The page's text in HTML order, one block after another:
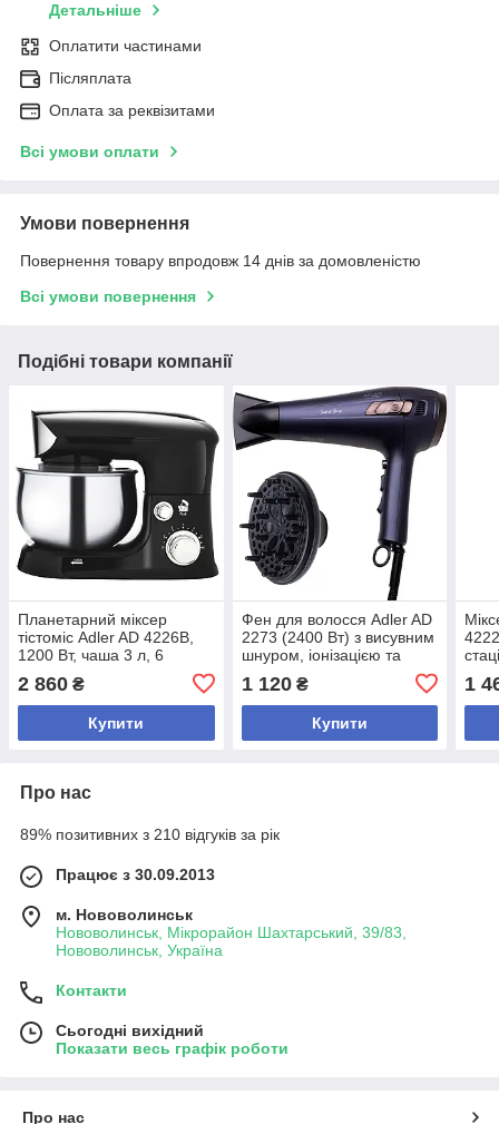
Детальніше
Оплатити частинами
Післяплата
Оплата за реквізитами
Всі умови оплати
Умови повернення
Повернення товару впродовж 14 днів за домовленістю
Всі умови повернення
Подібні товари компанії
Планетарний міксер
тістоміс Adler AD 4226B,
1200 Вт, чаша 3 л, 6
комбайн для тіста та
крему
2 860 ₴
Купити
Фен для волосся Adler AD
2273 (2400 Вт) з висувним
шнуром, іонізацією та
фіолетовий
1 120₴
Купити
1
Про нас
89% позитивних з 210 відгуків за рік
Працює з 30.09.2013
м. Нововолинськ
Нововолинськ, Мікрорайон Шахтарський, 39/83,
Нововолинськ, Україна
Контакти
Сьогодні вихідний
Показати весь графік роботи
Про нас